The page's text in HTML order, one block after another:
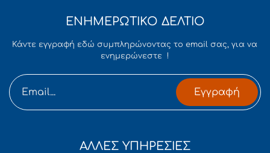
ΕΝΗΜΕΡΩΤΙΚΟ ΔΕΛΤΙΟ
Κάντε εγγραφή εδώ συμπληρώνοντας το email σας, για να
ενημερώνεστε !
Εγγραφή
ΑΛΛΕΣ ΥΠΗΡΕΣΙΕΣ